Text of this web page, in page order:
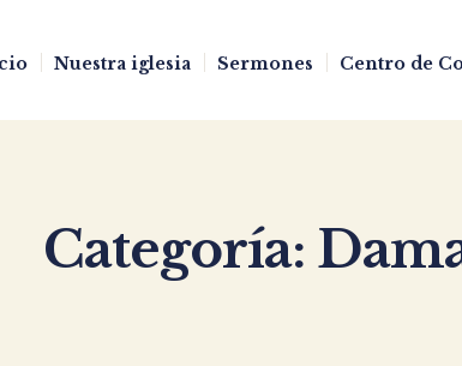
Nuestra iglesia Sermones Centro de
Categoría: